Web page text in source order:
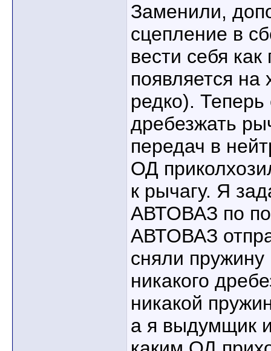
Заменили,
сцепление в
вести себя как
появляется
редко).
дребезжать
передач в
ОД
к рычагу. Я
АВТОВАЗ по
АВТОВАЗ
сняли пружину
никакого
никакой
а я выдумщик